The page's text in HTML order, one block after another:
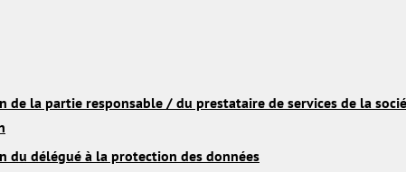
de la partie responsable / du prestataire de services de la
du délégué à la protection des données